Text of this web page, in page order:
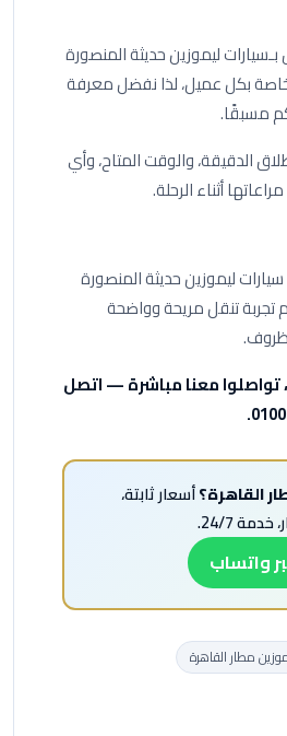
ليموزين حديثة المنصورة
بكل عميل، لذا نفضل معرفة
مسبقًا.
الدقيقة، والوقت المتاح، وأي
أثناء الرحلة.
ليموزين حديثة المنصورة
تجربة تنقل مريحة وواضحة
تواصلوا معنا مباشرة — اتصل
القاهرة؟أسعار ثابتة،
24/7.
واتساب
مطار القاهرة